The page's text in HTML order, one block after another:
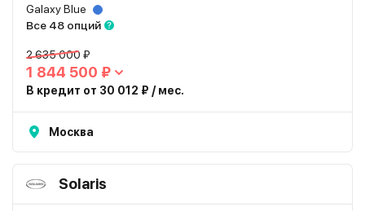
Galaxy Blue
Все 48 опций
2 635 000 ₽
1 844 500 ₽
В кредит от 30 012 ₽ / мес.
Москва
Solaris